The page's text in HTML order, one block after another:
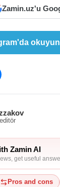
Zamin.uz'u
editör
Zamin AI
get useful
Pros and cons